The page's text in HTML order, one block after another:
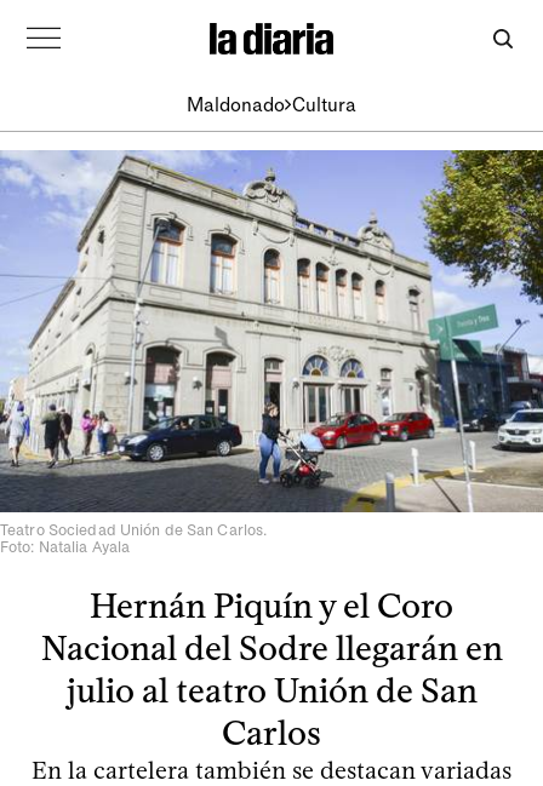
Maldonado Cultura
Teatro Sociedad Unión de San Carlos.
Foto: Natalia Ayala
Hernán Piquín y el Coro
Nacional del Sodre llegarán en
julio al teatro Unión de San
Carlos
En la cartelera también se destacan variadas